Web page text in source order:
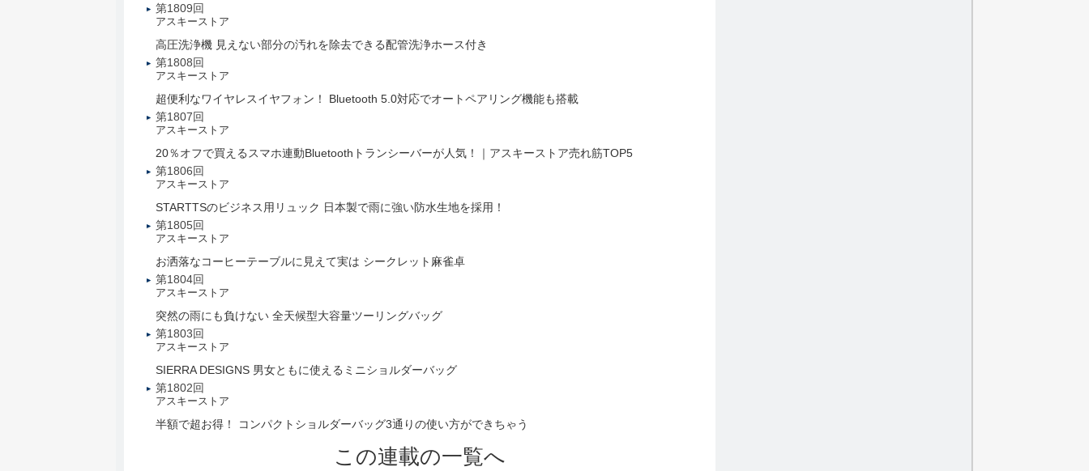
第1809回
アスキーストア
高圧洗浄機 見えない部分の汚れを除去できる配管洗浄ホース付き
第1808回
アスキーストア
超便利なワイヤレスイヤフォン！ Bluetooth 5.0対応でオートペアリング機能も搭載
第1807回
アスキーストア
20％オフで買えるスマホ連動Bluetoothトランシーバーが人気！｜アスキーストア売れ筋TOP5
第1806回
アスキーストア
STARTTSのビジネス用リュック 日本製で雨に強い防水生地を採用！
第1805回
アスキーストア
お洒落なコーヒーテーブルに見えて実は シークレット麻雀卓
第1804回
アスキーストア
突然の雨にも負けない 全天候型大容量ツーリングバッグ
第1803回
アスキーストア
SIERRA DESIGNS 男女ともに使えるミニショルダーバッグ
第1802回
アスキーストア
半額で超お得！ コンパクトショルダーバッグ3通りの使い方ができちゃう
この連載の一覧へ